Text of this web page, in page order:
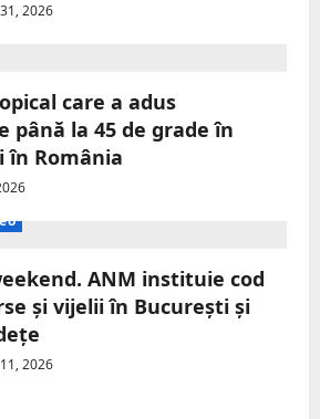
2026
care a adus
până la 45 de grade în
în România
ANM instituie cod
și vijelii în București și
2026